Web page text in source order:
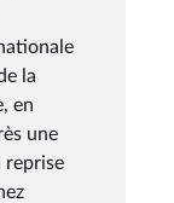
la
en
une
reprise